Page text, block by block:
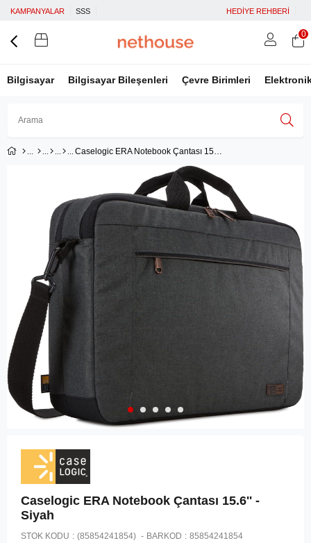
KAMPANYALAR SSS HEDİYE REHBERİ
Bilgisayar Bilgisayar Bileşenleri Çevre Birimleri
Facebook İle Bağlan
Google İle Bağlan
0
Caselogic ERA Notebook Çantası 15.6'' - Siyah
Caselogic ERA Notebook Çantası 15.6'' -
Siyah
STOK KODU (85854241854) BARKOD : 85854241854